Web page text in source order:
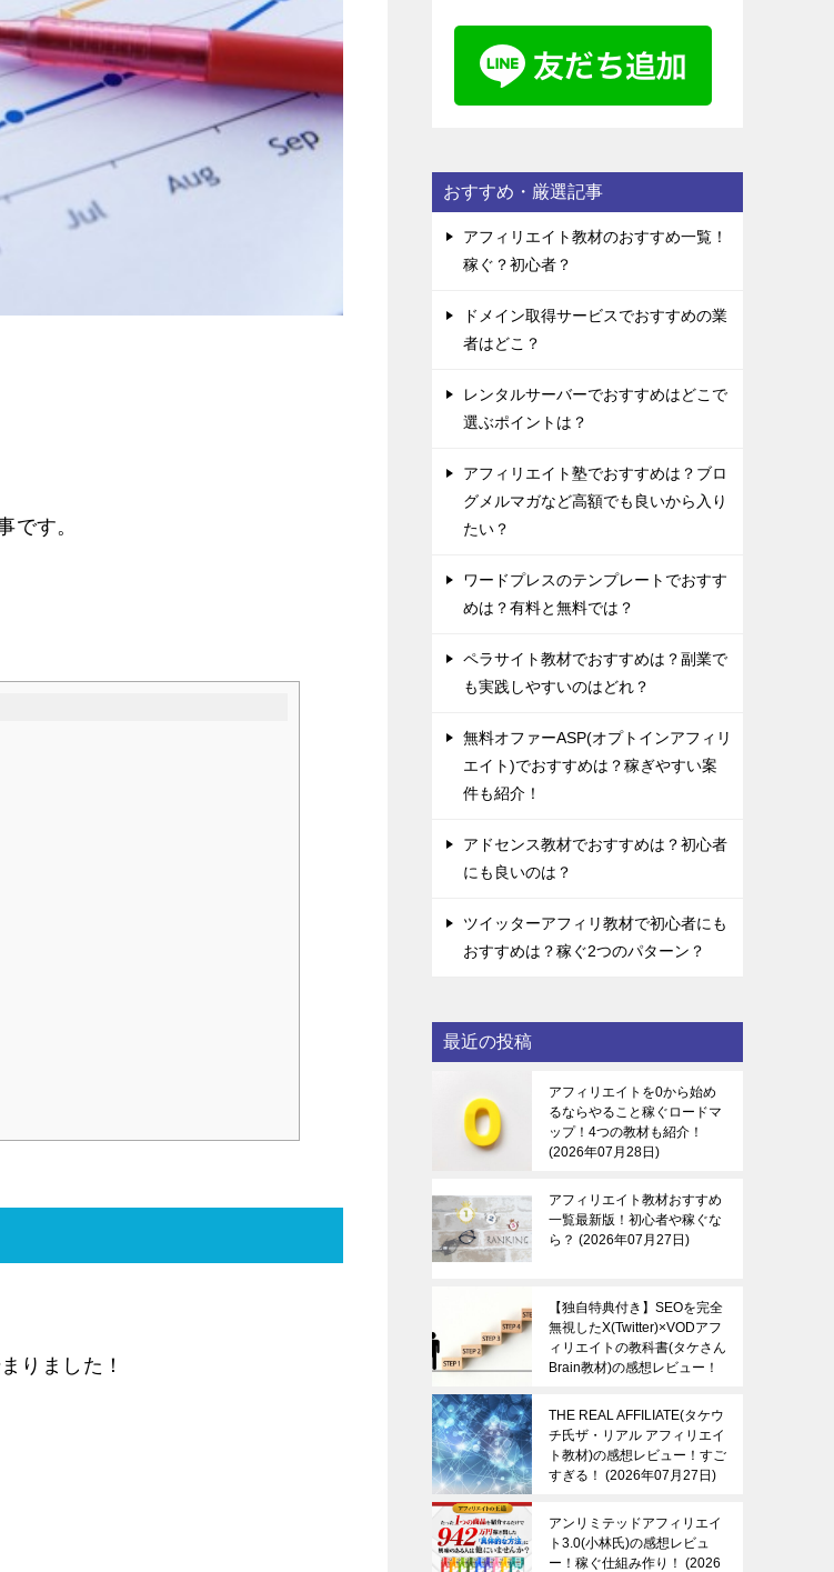
です。
りました！
おすすめ・厳選記事
アフィリエイト教材のおすすめ一覧！
稼ぐ？初心者？
ドメイン取得サービスでおすすめの業
者はどこ？
レンタルサーバーでおすすめはどこで
選ぶポイントは？
アフィリエイト塾でおすすめは？ブロ
グメルマガなど高額でも良いから入り
たい？
ワードプレスのテンプレートでおすす
めは？有料と無料では？
ペラサイト教材でおすすめは？副業で
も実践しやすいのはどれ？
無料オファーASP(オプトインアフィリ
エイト)でおすすめは？稼ぎやすい案
件も紹介！
アドセンス教材でおすすめは？初心者
にも良いのは？
ツイッターアフィリ教材で初心者にも
おすすめは？稼ぐ2つのパターン？
最近の投稿
アフィリエイトを0から始め
るならやること稼ぐロードマ
ップ！4つの教材も紹介！
2026年07月28日
アフィリエイト教材おすすめ
一覧最新版！初心者や稼ぐな
ら？
2026年07月27日
【独自特典付き】SEOを完全
無視したX(Twitter)×VODアフ
ィリエイトの教科書(タケさん
Brain教材)の感想レビュー！
月27日
THE REAL AFFILIATE(タケウ
チ氏ザ・リアル アフィリエイ
ト教材)の感想レビュー！すご
すぎる！
2026年07月27日
アンリミテッドアフィリエイ
ト3.0(小林氏)の感想レビュ
ー！稼ぐ仕組み作り！
2026